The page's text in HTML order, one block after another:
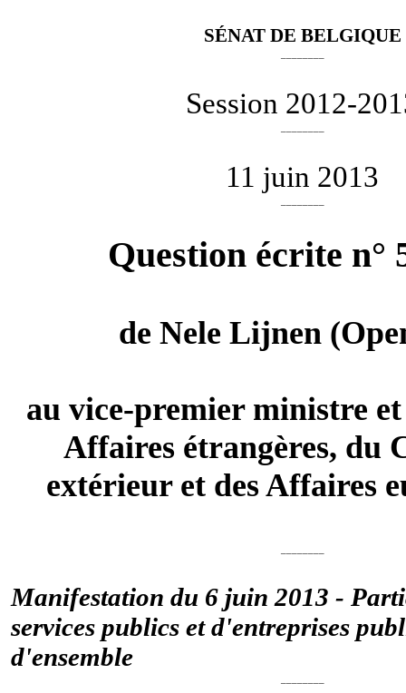
SÉNAT DE BELGIQUE
Session 2012-
11 juin 2013
Question écrite n°
deNele Lijnen
au vice-premier ministre
Affaires étrangères, du
extérieur et des Affaires
Manifestation du 6 juin 2013 -
services publics et d'entreprises
d'ensemble